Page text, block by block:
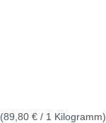
(89,80 € / 1 Kilogramm)